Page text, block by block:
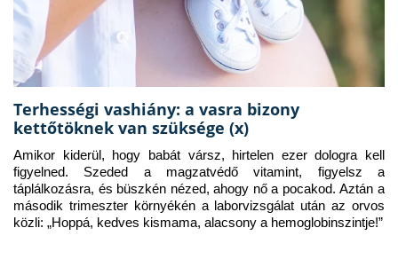
Terhességi vashiány: a vasra bizony
kettőtöknek van szüksége (x)
Amikor kiderül, hogy babát vársz, hirtelen ezer dologra kell
figyelned. Szeded a magzatvédő vitamint, figyelsz a
táplálkozásra, és büszkén nézed, ahogy nő a pocakod. Aztán a
második trimeszter környékén a laborvizsgálat után az orvos
közli: „Hoppá, kedves kismama, alacsony a hemoglobinszintje!”